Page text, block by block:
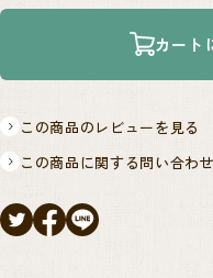
カート
この商品のレビューを見る
この商品に関する問い合わせ